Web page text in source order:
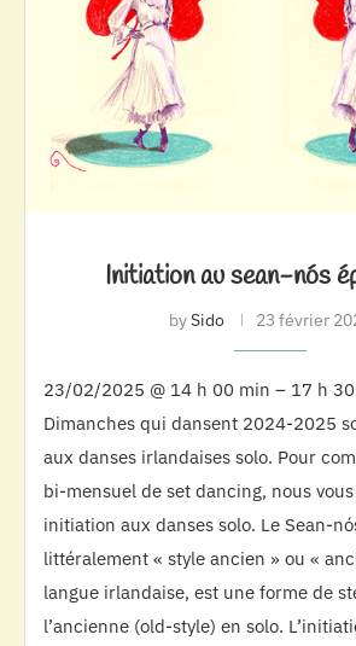
Initiation au sean-nós
bySido 23 février
23/02/2025 @ 14 h 00 min – 17 h
Dimanches qui dansent 2024-2025
aux danses irlandaises solo. Pour
bi-mensuel de set dancing, nous
initiation aux danses solo. Le Sean-
littéralement « style ancien » ou «
langue irlandaise, est une forme de
l’ancienne (old-style) en solo.